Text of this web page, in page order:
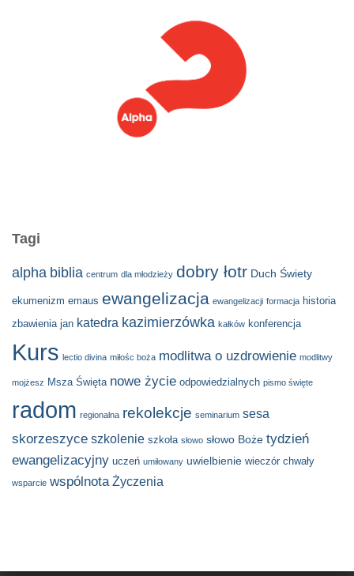
Tagi
alpha biblia centrum dla młodzieży dobry łotr Duch Świety
ekumenizm emaus ewangelizacja ewangelizacji formacja historia
zbawienia jan katedra kazimierzówka kałków konferencja
Kurs lectio divina miłośc boża modlitwa o uzdrowienie modlitwy
mojżesz Msza Święta nowe życie odpowiedzialnych pismo święte
radom regionalna rekolekcje seminarium sesa
skorzeszyce szkolenie szkoła słowo słowo Boże tydzień
ewangelizacyjny uczeń umiłowany uwielbienie wieczór chwały
wsparcie wspólnota Życzenia